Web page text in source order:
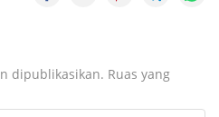
dipublikasikan. Ruas yang